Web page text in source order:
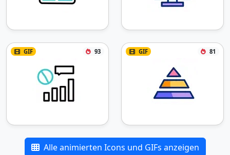
GIF 93 GIF 81
Alle animierten Icons und GIFs anzeigen